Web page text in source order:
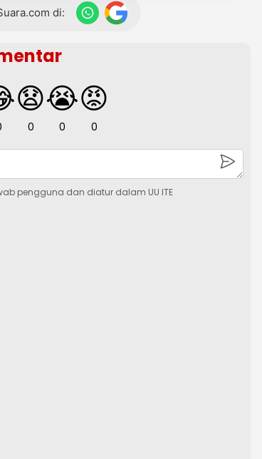
di:
😧
0
😭
0
😡
0
pengguna dan diatur dalam UU ITE